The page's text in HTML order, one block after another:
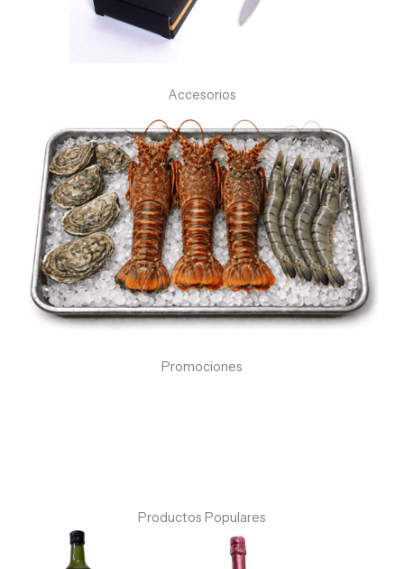
Accesorios
Promociones
Productos Populares